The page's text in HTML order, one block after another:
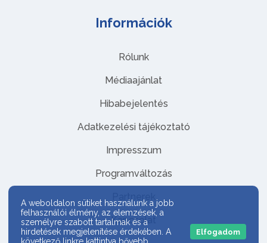
Információk
Rólunk
Médiaajánlat
Hibabejelentés
Adatkezelési tájékoztató
Impresszum
Programváltozás
Partnerek
Kapcsolat
A weboldalon sütiket használunk a jobb
felhasználói élmény, az elemzések, a
személyre szabott tartalmak és a
hirdetések megjelenítése érdekében. A
Elfogadom